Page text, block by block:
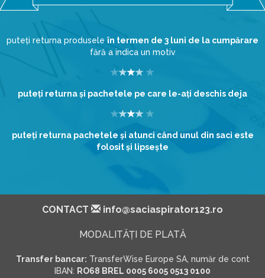
puteți returna produsele în termen de 3 luni de la cumpărare
fără a indica un motiv
puteţi returna şi pachetele pe care le-aţi deschis deja
puteţi returna pachetele şi atunci când unul din saci este
folosit şi lipseşte
CONTACT info@saciaspirator123.ro
MODALITĂŢI DE PLATĂ
Transfer bancar: TransferWise Europe SA, număr de cont
IBAN: RO68 BREL 0005 6005 0513 0100